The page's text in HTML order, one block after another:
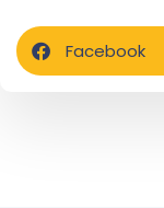
Facebook